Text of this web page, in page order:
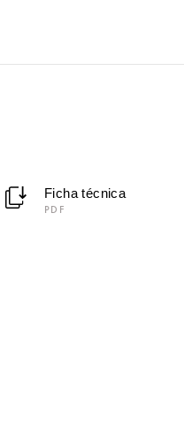
Ficha técnica
PDF